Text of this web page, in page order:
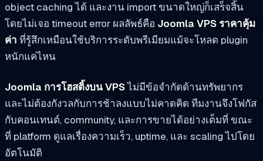
object caching ได้ และงาน import ขนาดใหญ่ก็เสร็จสิ้น
โดยไม่เจอ timeout error ผลลัพธ์คือ Joomla VPS ราคาคุ้ม
ค่า ที่รู้สึกเหมือนใช้บริการระดับพรีเมียมแม้จะโหลด plugin
หนักแค่ไหน
Joomla การโฮสติ้งบน VPSไม่มีข้อจำกัดด้านทรัพยากร
และไม่ต้องกังวลกับการช้าลงแบบไม่คาดคิด ทีมงานจึงโฟกัส
กับคอนเทนต์, community, และการขายได้อย่างเต็มที่ ขณะ
ที่ platform ดูแลเรื่องความเร็ว, uptime, และ scaling ไปโดย
อัตโนมัติ